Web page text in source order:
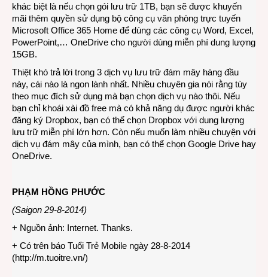
khác biệt là nếu chọn gói lưu trữ 1TB, bạn sẽ được khuyến
mãi thêm quyền sử dụng bộ công cụ văn phòng trực tuyến
Microsoft Office 365 Home để dùng các công cụ Word, Excel,
PowerPoint,… OneDrive cho người dùng miễn phí dung lượng
15GB.
Thiệt khó trả lời trong 3 dịch vụ lưu trữ đám mây hàng đầu
này, cái nào là ngon lành nhất. Nhiều chuyên gia nói rằng tùy
theo mục đích sử dụng mà bạn chọn dịch vụ nào thôi. Nếu
bạn chỉ khoái xài đồ free mà có khả năng dụ được người khác
đăng ký Dropbox, bạn có thể chọn Dropbox với dung lượng
lưu trữ miễn phí lớn hơn. Còn nếu muốn làm nhiều chuyện với
dịch vụ đám mây của mình, bạn có thể chọn Google Drive hay
OneDrive.
PHẠM HỒNG PHƯỚC
(Saigon 29-8-2014)
+ Nguồn ảnh: Internet. Thanks.
+ Có trên báo Tuổi Trẻ Mobile ngày 28-8-2014
(http://m.tuoitre.vn/)